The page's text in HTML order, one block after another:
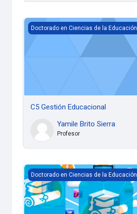
C5 Gestión Educacional
Doctorado en Ciencias de la Educación
C5 Gestión Educacional
Yamile Brito Sierra
Profesor
C6 Tecnología Educativa
Doctorado en Ciencias de la Educación